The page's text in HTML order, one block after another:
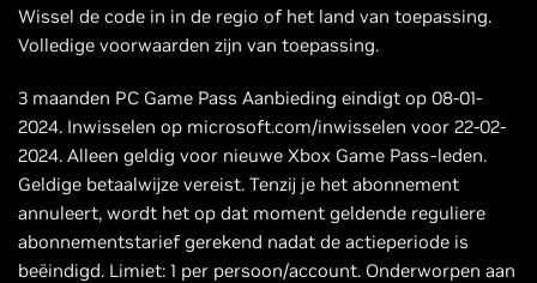
Wissel de code in in de regio of het land van toepassing.
Volledige voorwaarden zijn van toepassing.
3 maanden PC Game Pass Aanbieding eindigt op 08-01-
2024. Inwisselen op microsoft.com/inwisselen voor 22-02-
2024. Alleen geldig voor nieuwe Xbox Game Pass-leden.
Geldige betaalwijze vereist. Tenzij je het abonnement
annuleert, wordt het op dat moment geldende reguliere
abonnementstarief gerekend nadat de actieperiode is
beëindigd. Limiet: 1 per persoon/account. Onderworpen aan